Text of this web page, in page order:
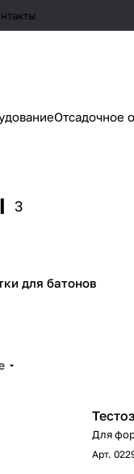
Отсадочное
3
для батонов
Для
Арт.